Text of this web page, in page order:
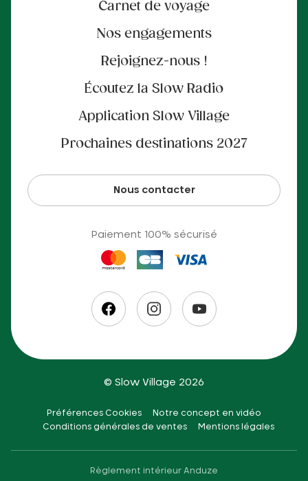
Carnet de voyage
Nos engagements
Rejoignez-nous !
Écoutez la Slow Radio
Application Slow Village
Prochaines destinations 2027
Nous contacter
Paiement 100% sécurisé
© Slow Village 2026
Préférences Cookies
Notre concept en vidéo
Conditions générales de ventes
Mentions légales
Règlement intérieur Anduze